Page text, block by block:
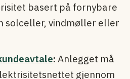
basert på fornybare
solceller, vindmøller eller
: Anlegget må
gjennom